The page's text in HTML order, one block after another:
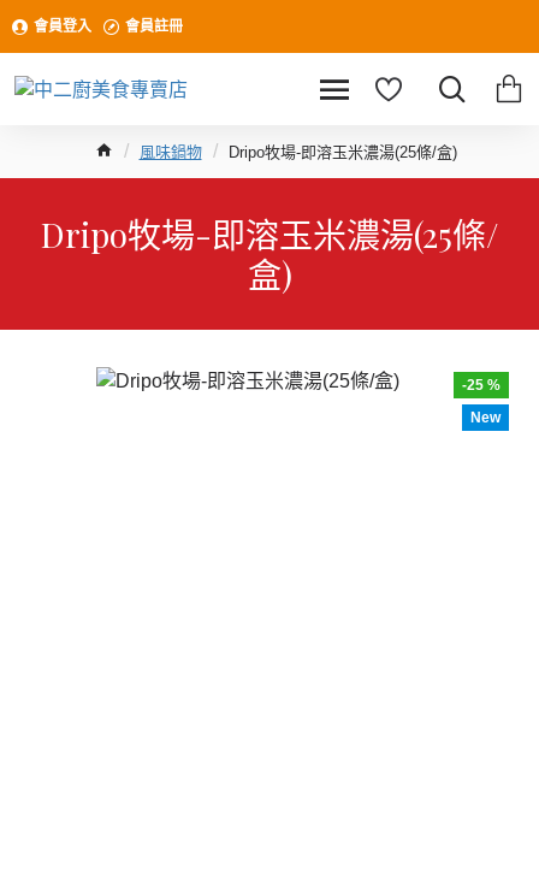
會員登入 會員註冊
風味鍋物 Dripo牧場-即溶玉米濃湯(25條/盒)
Dripo牧場-即溶玉米濃湯(25條/
盒)
New
-25 %